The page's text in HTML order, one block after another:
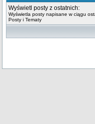
Wyświetl posty z ostatnich:
Wyświetla posty napisane w ciągu
Posty i Tematy